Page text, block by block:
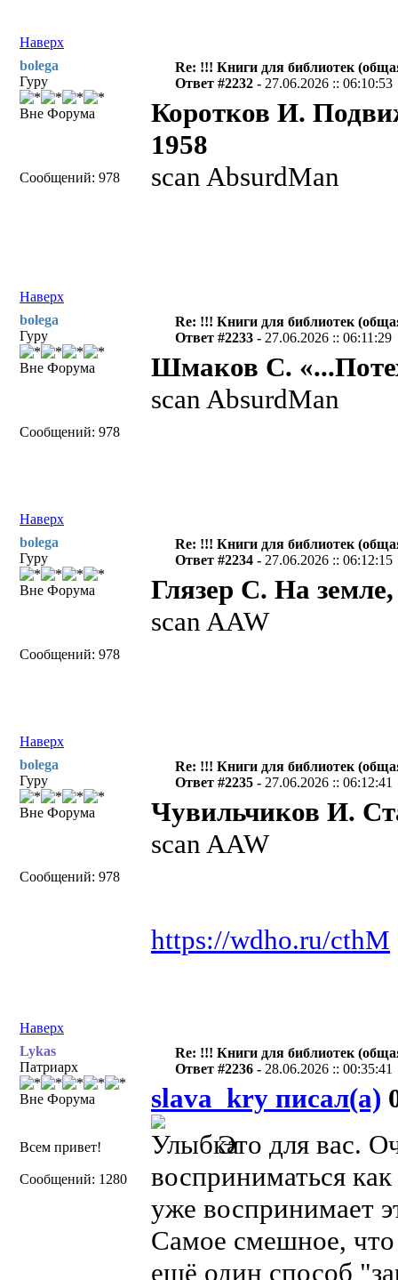
Наверх
bolega
Гуру
Вне Форума
Сообщений: 978
Re: !!! Книги для библиотек
Ответ #2232 - 27.06.2026 :: 06:10:53
Коротков И.
1958
scan AbsurdMan
Наверх
bolega
Гуру
Вне Форума
Сообщений: 978
Re: !!! Книги для библиотек
Ответ #2233 - 27.06.2026 :: 06:11:29
Шмаков С.
scan AbsurdMan
Наверх
bolega
Гуру
Вне Форума
Сообщений: 978
Re: !!! Книги для библиотек
Ответ #2234 - 27.06.2026 :: 06:12:15
Глязер С. На
scan AAW
Наверх
bolega
Гуру
Вне Форума
Сообщений: 978
Re: !!! Книги для библиотек
Ответ #2235 - 27.06.2026 :: 06:12:41
Чувильчиков И.
scan AAW
https://wdho.ru/cthM
Наверх
Lykas
Патриарх
Вне Форума
Всем привет!
Сообщений: 1280
Re: !!! Книги для библиотек
Ответ #2236 - 28.06.2026 :: 00:35:41
slava_kry писал(а)
Это для вас.
восприниматься
уже воспринимает
Самое смешное,
ещё один способ